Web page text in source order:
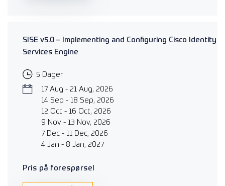
SISE v5.0 – Implementing and Configuring Cisco Identity
Services Engine
5 Dager
17 Aug - 21 Aug, 2026
14 Sep - 18 Sep, 2026
12 Oct - 16 Oct, 2026
9 Nov - 13 Nov, 2026
7 Dec - 11 Dec, 2026
4 Jan - 8 Jan, 2027
Pris på forespørsel